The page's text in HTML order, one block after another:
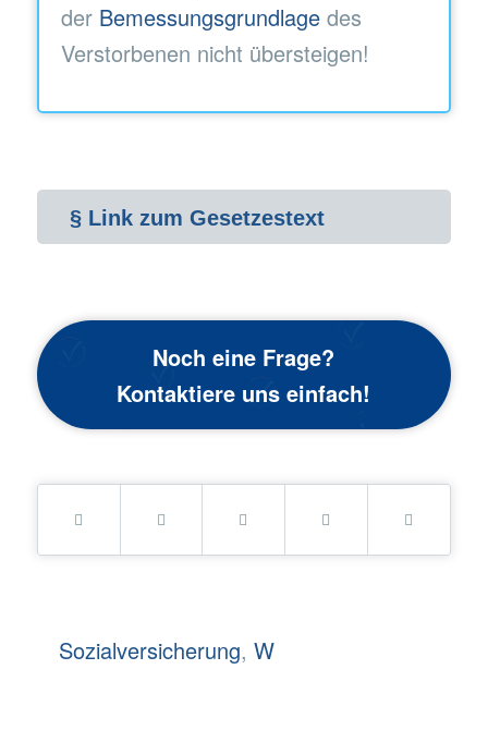
der Bemessungsgrundlagedes
Verstorbenen nicht übersteigen!
§ Link zum Gesetzestext
Noch eine Frage?
Kontaktiere uns einfach!
Sozialversicherung, W